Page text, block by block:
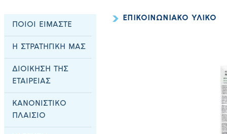
ΠΟΙΟΙ ΕΙΜΑΣΤΕ
Η ΣΤΡΑΤΗΓΙΚΗ ΜΑΣ
ΔΙΟΙΚΗΣΗ ΤΗΣ
ΕΤΑΙΡΕΙΑΣ
ΚΑΝΟΝΙΣΤΙΚΟ
ΠΛΑΙΣΙΟ
ΕΠΙΚΟΙΝΩΝΙΑΚΟ ΥΛΙΚΟ